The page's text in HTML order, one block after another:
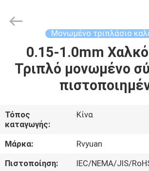
ΣΠΊΤΙ
ΠΡΟΪΌΝΤΑ
ΒΊΝΤΕΟ
ΠΕΡΊΠΟΥ
ΕΜΕΊΣ
Material
Co,.Ltd.
Μονωμένο τριπλάσιο
0.15-1.0mm
Τριπλό μονωμένο
Τόπος
καταγωγής:
Κίνα
Μάρκα:
Rvyuan
Πιστοποίηση:
IEC/NEMA/JIS/